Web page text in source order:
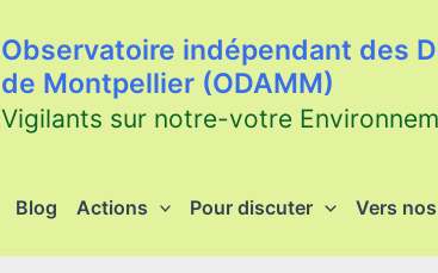
Observatoire indépendant des
de Montpellier (ODAMM)
Vigilants sur notre-votre
Blog Actions Pour discuter Vers